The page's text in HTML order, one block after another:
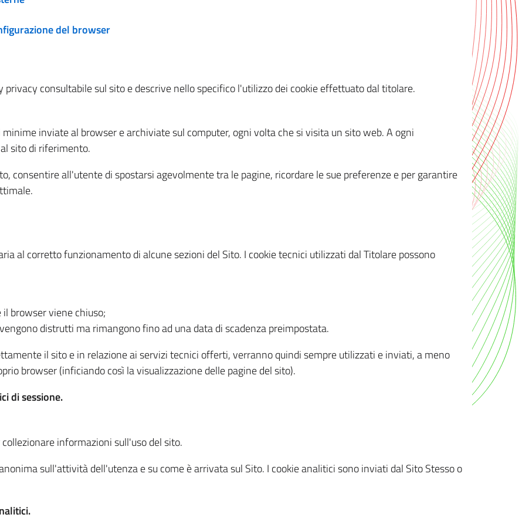
del browser
privacy consultabile sul sito e descrive nello specifico l'utilizzo dei cookie effettuato dal titolare.
inviate al browser e archiviate sul computer, ogni volta che si visita un sito web. A ogni
sito di riferimento.
consentire all'utente di spostarsi agevolmente tra le pagine, ricordare le sue preferenze e per garantire
al corretto funzionamento di alcune sezioni del Sito. I cookie tecnici utilizzati dal Titolare possono
browser viene chiuso;
distrutti ma rimangono fino ad una data di scadenza preimpostata.
il sito e in relazione ai servizi tecnici offerti, verranno quindi sempre utilizzati e inviati, a meno
browser (inficiando così la visualizzazione delle pagine del sito).
di sessione.
informazioni sull'uso del sito.
sull'attività dell'utenza e su come è arrivata sul Sito. I cookie analitici sono inviati dal Sito Stesso o